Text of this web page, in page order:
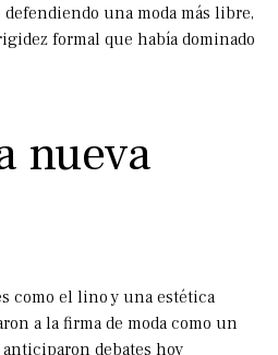
una moda más libre,
formal que había dominado
nueva
como el lino y una estética
a la firma de moda como un
debates hoy